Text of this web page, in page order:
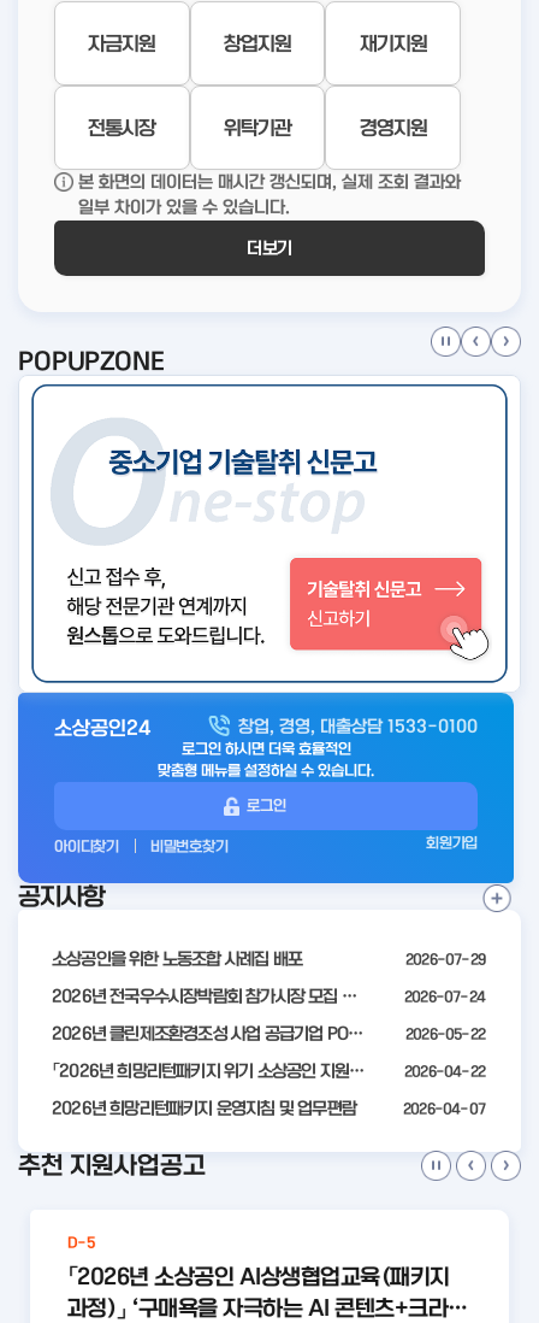
자금지원 창업지원 재기지원
전통시장 위탁기관 경영지원
본 화면의 데이터는 매시간 갱신되며, 실제 조회 결과와
일부 차이가 있을 수 있습니다.
더보기
POPUPZONE
아
전
소상공인24 창업, 경영, 대출상담 1533-0100
로그인 하시면 더욱 효율적인
맞춤형 메뉴를 설정하실 수 있습니다.
로그인
아이디찾기 비밀번호찾기 회원가입
공지사항
소상공인을 위한 노동조합 사례집 배포 2026-07-29
2026년 전국우수시장박람회 참가시장 모집 공고 2026-07-24
2026년 클린제조환경조성 사업 공급기업 POOL 안내 2026-05-22
「2026년 희망리턴패키지 위기 소상공인 지원」모집 통합 2차 수정 공고 2026-04-22
2026년 희망리턴패키지 운영지침 및 업무편람 2026-04-07
공
추천 지원사업공고
D-5
「2026년 소상공인 AI상생협업교육(패키지
과정)」 ‘구매욕을 자극하는 AI 콘텐츠+크라우